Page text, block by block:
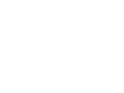
de running VELOCITY